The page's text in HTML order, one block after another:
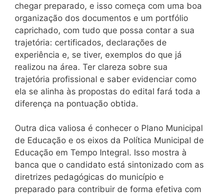
chegar preparado, e isso começa com uma boa
organização dos documentos e um portfólio
caprichado, com tudo que possa contar a sua
trajetória: certificados, declarações de
experiência e, se tiver, exemplos do que já
realizou na área. Ter clareza sobre sua
trajetória profissional e saber evidenciar como
ela se alinha às propostas do edital fará toda a
diferença na pontuação obtida.
Outra dica valiosa é conhecer o Plano Municipal
de Educação e os eixos da Política Municipal de
Educação em Tempo Integral. Isso mostra à
banca que o candidato está sintonizado com as
diretrizes pedagógicas do município e
preparado para contribuir de forma efetiva com